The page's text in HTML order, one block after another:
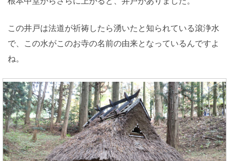
この井戸は法道が祈祷したら湧いたと知られている滾浄水
で、この水がこのお寺の名前の由来となっているんですよ
ね。